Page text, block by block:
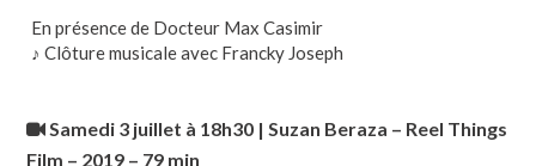
En présence de Docteur Max Casimir
♪ Clôture musicale avec Francky Joseph
Samedi 3 juillet à 18h30 | Suzan Beraza – Reel Things
Film – 2019 – 79 min